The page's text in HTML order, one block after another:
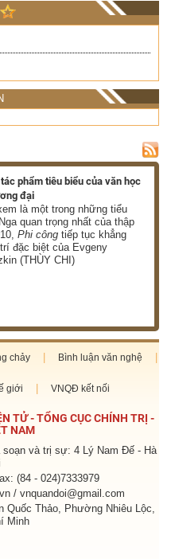
phẩm tiêu biểu của văn học
đại
là một trong những tiểu
quan trọng nhất của thập
Phi công tiếp tục khẳng
đặc biệt của Evgeny
(THÙY CHI)
chảy Bình luận văn nghệ
giới VNQĐ kết nối
TỬ - TỔNG CỤC CHÍNH TRỊ -
NAM
soạn và trị sự: 4 Lý Nam Đế - Hà
(84 - 024)7333979
/ vnquandoi@gmail.com
Quốc Thảo, Phường Nhiêu Lộc,
Minh